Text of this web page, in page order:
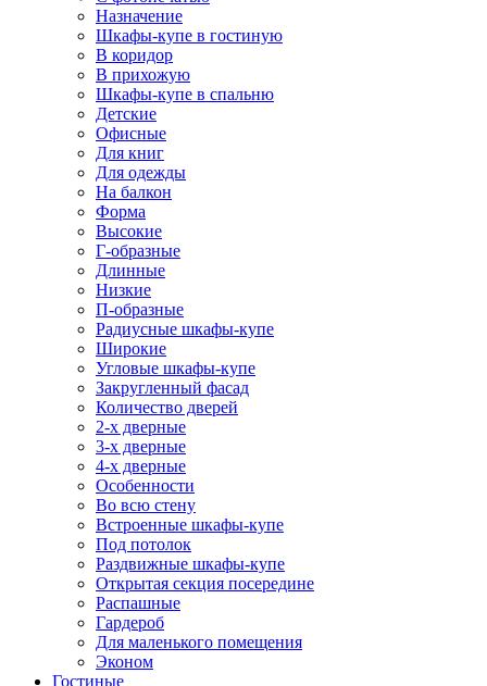
Назначение
Шкафы-купе в гостиную
В коридор
В прихожую
Шкафы-купе в спальню
Детские
Офисные
Для книг
Для одежды
На балкон
Форма
Высокие
Г-образные
Длинные
Низкие
П-образные
Радиусные шкафы-купе
Широкие
Угловые шкафы-купе
Закругленный фасад
Количество дверей
2-х дверные
3-х дверные
4-х дверные
Особенности
Во всю стену
Встроенные шкафы-купе
Под потолок
Раздвижные шкафы-купе
Открытая секция посередине
Распашные
Гардероб
Для маленького помещения
Эконом
Гостиные